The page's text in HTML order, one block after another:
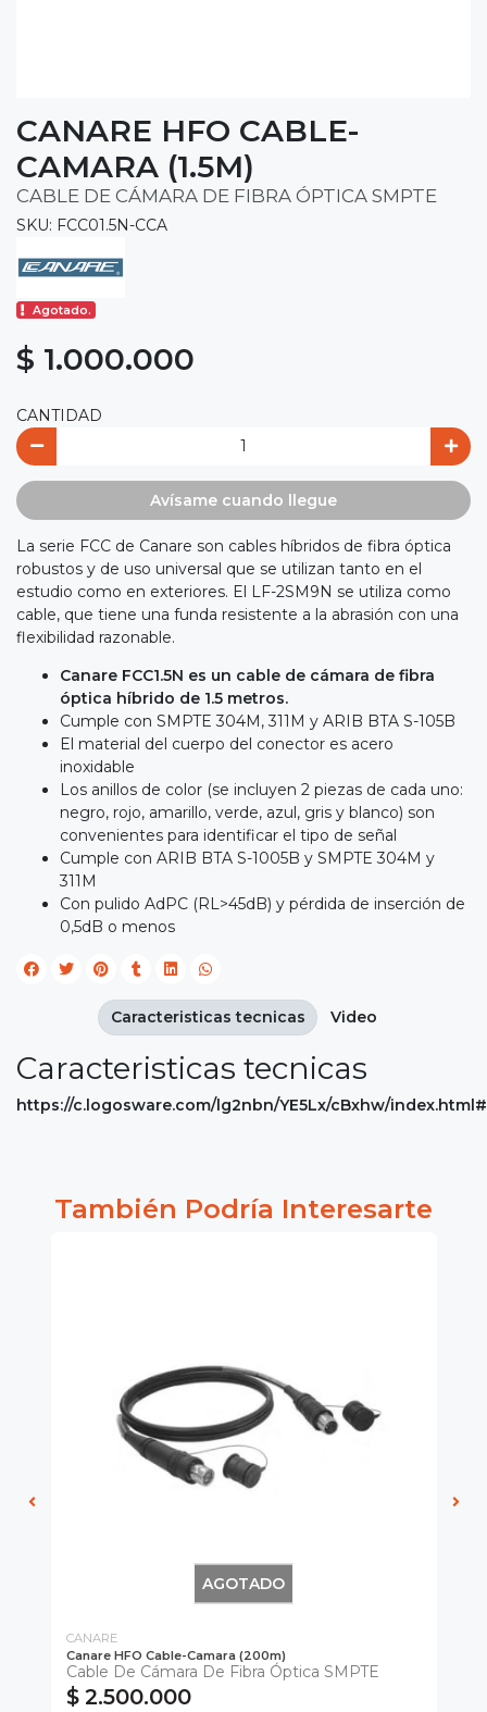
CANARE HFO CABLE-
CAMARA (1.5M)
CABLE DE CÁMARA DE FIBRA ÓPTICA SMPTE
SKU: FCC01.5N-CCA
Agotado.
$ 1.000.000
CANTIDAD
Avísame cuando llegue
La serie FCC de Canare son cables híbridos de fibra óptica
robustos y de uso universal que se utilizan tanto en el
estudio como en exteriores. El LF-2SM9N se utiliza como
cable, que tiene una funda resistente a la abrasión con una
flexibilidad razonable.
Canare FCC1.5N es un cable de cámara de fibra
óptica híbrido de 1.5 metros.
Cumple con SMPTE 304M, 311M y ARIB BTA S-105B
El material del cuerpo del conector es acero
inoxidable
Los anillos de color (se incluyen 2 piezas de cada uno:
negro, rojo, amarillo, verde, azul, gris y blanco) son
convenientes para identificar el tipo de señal
Cumple con ARIB BTA S-1005B y SMPTE 304M y
311M
Con pulido AdPC (RL>45dB) y pérdida de inserción de
0,5dB o menos
Caracteristicas tecnicas
https://c.logosware.com/lg2nbn/YE5Lx/cBxhw/
Caracteristicas tecnicas Video
También Podría Interesarte
AGOTADO
CANARE
Canare HFO Cable-Camara (200m)
Cable De Cámara De Fibra Óptica SMPTE
$ 2.500.000